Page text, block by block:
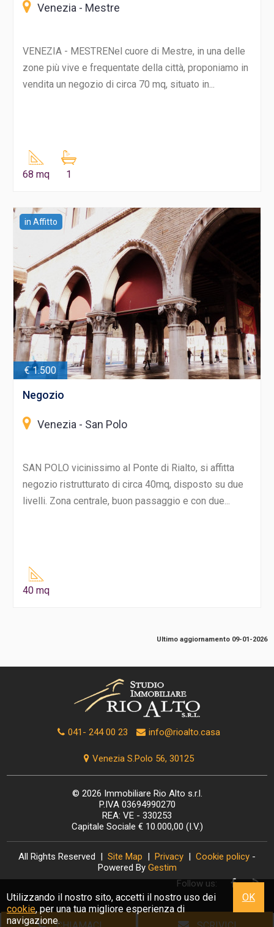
Venezia - Mestre
VENEZIA - MESTRENel cuore di Mestre, in una delle
zone più vive e frequentate della città, proponiamo in
vendita un negozio di circa 70 mq, situato in...
68 mq 1
€ 1.500
in Affitto
Negozio
Venezia - San Polo
SAN POLO vicinissimo al Ponte di Rialto, si affitta
negozio ristrutturato di circa 40mq, disposto su due
livelli. Zona centrale, buon passaggio e con due...
40 mq
Ultimo aggiornamento 09-01-2026
041- 244 00 23 info@rioalto.casa
Venezia S.Polo 56, 30125
© 2026 Immobiliare Rio Alto s.r.l.
P.IVA 03694990270
REA: VE - 330253
Capitale Sociale € 10.000,00 (I.V.)
All Rights Reserved | Site Map | Privacy | Cookie policy -
Powered By Gestim
Follow us:
Utilizzando il nostro sito, accetti il nostro uso dei
cookie, per una tua migliore esperienza di
navigazione.
OK